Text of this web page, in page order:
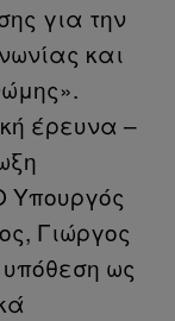
για την
και
έρευνα –
Υπουργός
Γιώργος
ως